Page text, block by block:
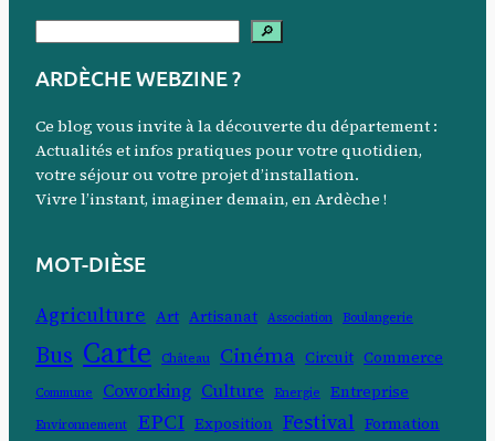
c
h
e
r
c
e
🔎
ARDÈCHE WEBZINE ?
Ce blog vous invite à la découverte du département :
Actualités et infos pratiques pour votre quotidien,
votre séjour ou votre projet d’installation.
Vivre l’instant, imaginer demain, en Ardèche !
MOT-DIÈSE
Agriculture Art Artisanat Association Boulangerie
Bus Carte Château Cinéma Circuit Commerce
Commune Coworking Culture Energie Entreprise
Environnement EPCI Exposition Festival Formation